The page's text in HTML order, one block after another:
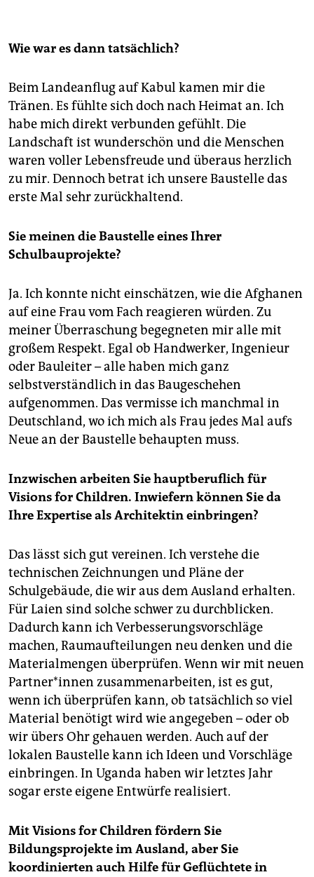
Wie war es dann tatsächlich?
Beim Landeanflug auf Kabul kamen mir die
Tränen. Es fühlte sich doch nach Heimat an. Ich
habe mich direkt verbunden gefühlt. Die
Landschaft ist wunderschön und die Menschen
waren voller Lebensfreude und überaus herzlich
zu mir. Dennoch betrat ich unsere Baustelle das
erste Mal sehr zurückhaltend.
Sie meinen die Baustelle eines Ihrer
Schulbauprojekte?
Ja. Ich konnte nicht einschätzen, wie die Afghanen
auf eine Frau vom Fach reagieren würden. Zu
meiner Überraschung begegneten mir alle mit
großem Respekt. Egal ob Handwerker, Ingenieur
oder Bauleiter – alle haben mich ganz
selbstverständlich in das Baugeschehen
aufgenommen. Das vermisse ich manchmal in
Deutschland, wo ich mich als Frau jedes Mal aufs
Neue an der Baustelle behaupten muss.
Inzwischen arbeiten Sie hauptberuflich für
Visions for Children. Inwiefern können Sie da
Ihre Expertise als Architektin einbringen?
Das lässt sich gut vereinen. Ich verstehe die
technischen Zeichnungen und Pläne der
Schulgebäude, die wir aus dem Ausland erhalten.
Für Laien sind solche schwer zu durchblicken.
Dadurch kann ich Verbesserungsvorschläge
machen, Raumaufteilungen neu denken und die
Materialmengen überprüfen. Wenn wir mit neuen
Partner*innen zusammenarbeiten, ist es gut,
wenn ich überprüfen kann, ob tatsächlich so viel
Material benötigt wird wie angegeben – oder ob
wir übers Ohr gehauen werden. Auch auf der
lokalen Baustelle kann ich Ideen und Vorschläge
einbringen. In Uganda haben wir letztes Jahr
sogar erste eigene Entwürfe realisiert.
Mit Visions for Children fördern Sie
Bildungsprojekte im Ausland, aber Sie
koordinierten auch Hilfe für Geflüchtete in